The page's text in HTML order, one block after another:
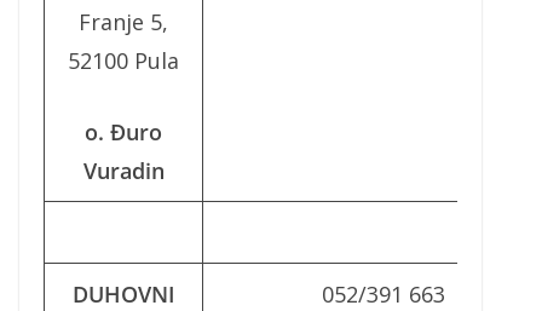
Franje 5,
52100 Pula
o. Đuro
Vuradin
DUHOVNI
052/391 663